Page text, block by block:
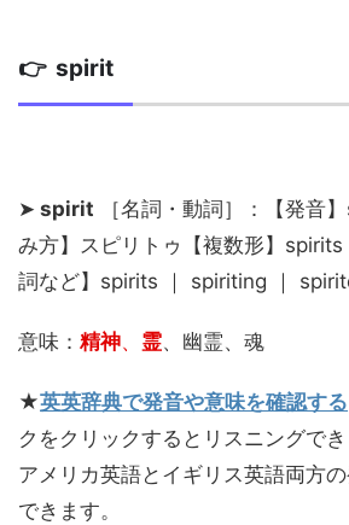
👉 spirit
➤ spirit ［名詞・動詞］：【発音
み方】スピリトゥ【複数形】spirits
詞など】spirits ｜ spiriting ｜
意味： 精神、 霊、幽霊、魂
★英英辞典で発音や意味を確認する
クをクリックするとリスニングで
アメリカ英語とイギリス英語両方
できます。